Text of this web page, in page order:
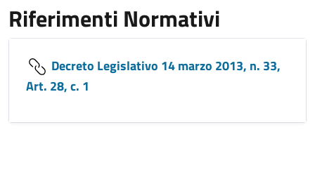
Riferimenti Normativi
Decreto Legislativo 14 marzo 2013, n. 33,
Art. 28, c. 1